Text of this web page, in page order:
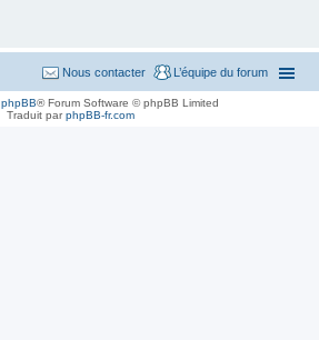
L’équipe du forum
Nous contacter
phpBB® Forum Software © phpBB Limited
Traduit parphpBB-fr.com